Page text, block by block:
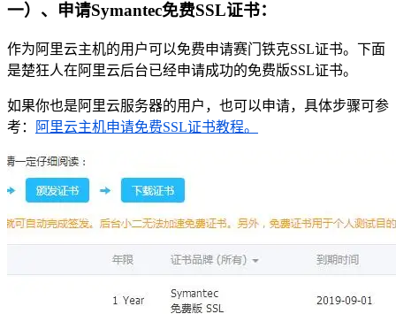
一）、申请Symantec免费SSL证书：
作为阿里云主机的用户可以免费申请赛门铁克SSL证书。下面
是楚狂人在阿里云后台已经申请成功的免费版SSL证书。
如果你也是阿里云服务器的用户，也可以申请，具体步骤可参
考：
阿里云主机申请免费SSL证书教程。